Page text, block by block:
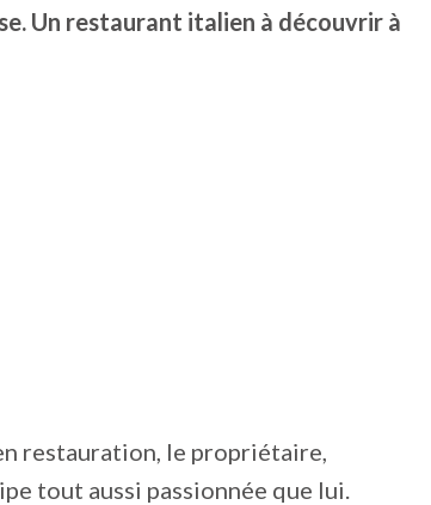
Un restaurant italien à découvrir à
restauration, le propriétaire,
tout aussi passionnée que lui.